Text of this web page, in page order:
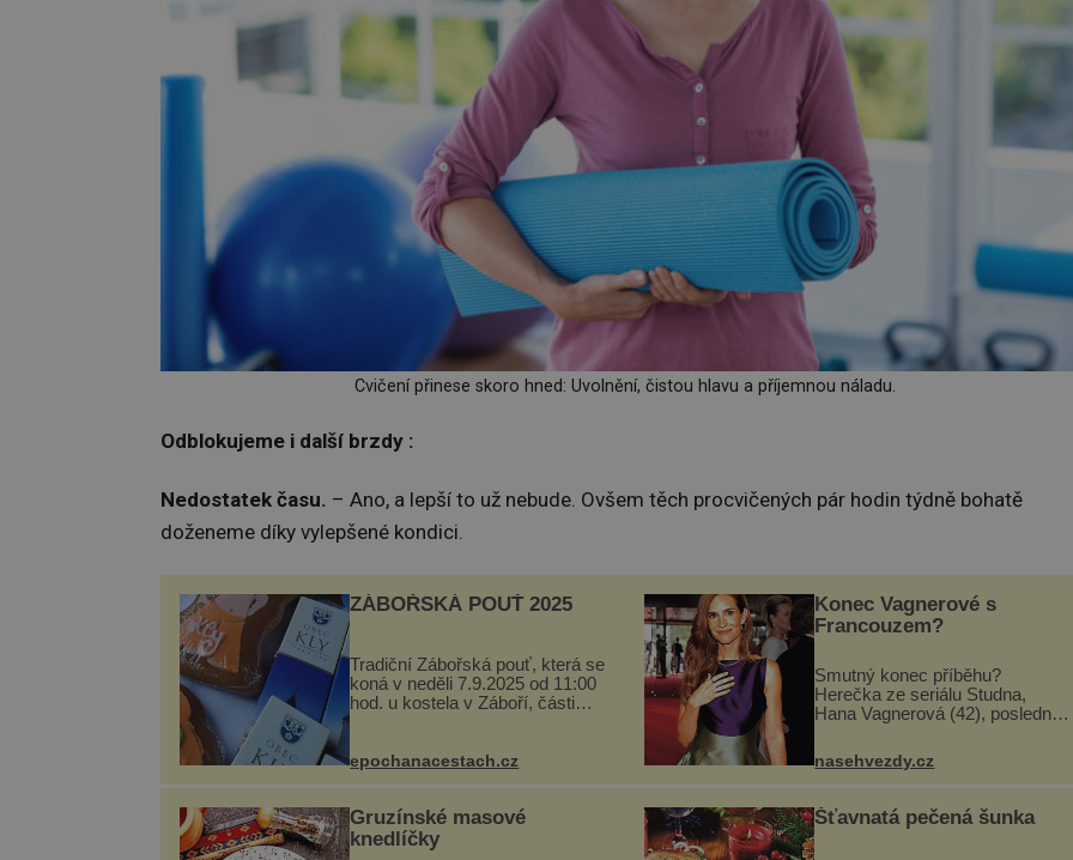
Cvičení přinese skoro hned: Uvolnění, čistou hlavu a příjemnou náladu.
Odblokujeme i další brzdy :
Nedostatek času. – Ano, a lepší to už nebude. Ovšem těch procvičených pár hodin týdně bohatě
doženeme díky vylepšené kondici.
ZÁBOŘSKÁ POUŤ 2025
Tradiční Zábořská pouť, která se
koná v neděli 7.9.2025 od 11:00
hod. u kostela v Záboří, části
prohlídku kostela, dobovou
hudbu, řemesla, atrakce...
epochanacestach.cz
Konec Vagnerové s
Francouzem?
Smutný konec příběhu?
Herečka ze seriálu Studna,
Hana Vagnerová (42), poslední
Ačkoli časy její anorexie jsou už
dávno pryč a opět se pyšnila
ženskými křivkami, najednou
s...
nasehvezdy.cz
Gruzínské masové
knedlíčky
Šťavnatá pečená šunka